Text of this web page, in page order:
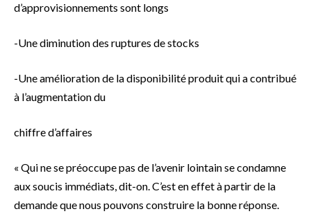
d’approvisionnements sont longs
-Une diminution des ruptures de stocks
-Une amélioration de la disponibilité produit qui a contribué
à l’augmentation du
chiffre d’affaires
« Qui ne se préoccupe pas de l’avenir lointain se condamne
aux soucis immédiats, dit-on. C’est en effet à partir de la
demande que nous pouvons construire la bonne réponse.